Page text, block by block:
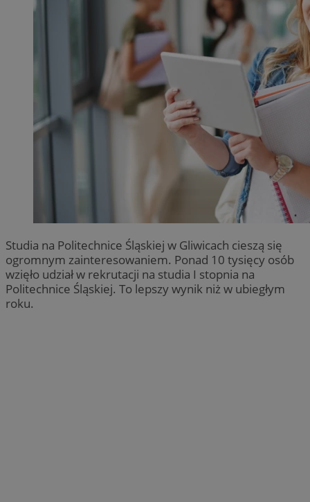
Studia na Politechnice Śląskiej w Gliwicach cieszą się
ogromnym zainteresowaniem. Ponad 10 tysięcy osób
wzięło udział w rekrutacji na studia I stopnia na
Politechnice Śląskiej. To lepszy wynik niż w ubiegłym
roku.